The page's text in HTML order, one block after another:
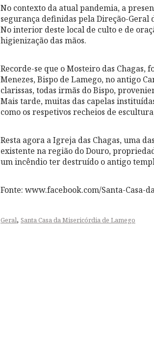
No contexto da atual pandemia, a
segurança definidas pela Direção-Geral
No interior deste local de culto e de
higienização das mãos.
Recorde-se que o Mosteiro das Chagas,
Menezes, Bispo de Lamego, no antigo
clarissas, todas irmãs do Bispo,
Mais tarde, muitas das capelas
como os respetivos recheios de
Resta agora a Igreja das Chagas, uma
existente na região do Douro,
um incêndio ter destruído o antigo
Fonte: www.facebook.com/Santa-Casa-
Geral, Santa Casa da Misericórdia de Lamego